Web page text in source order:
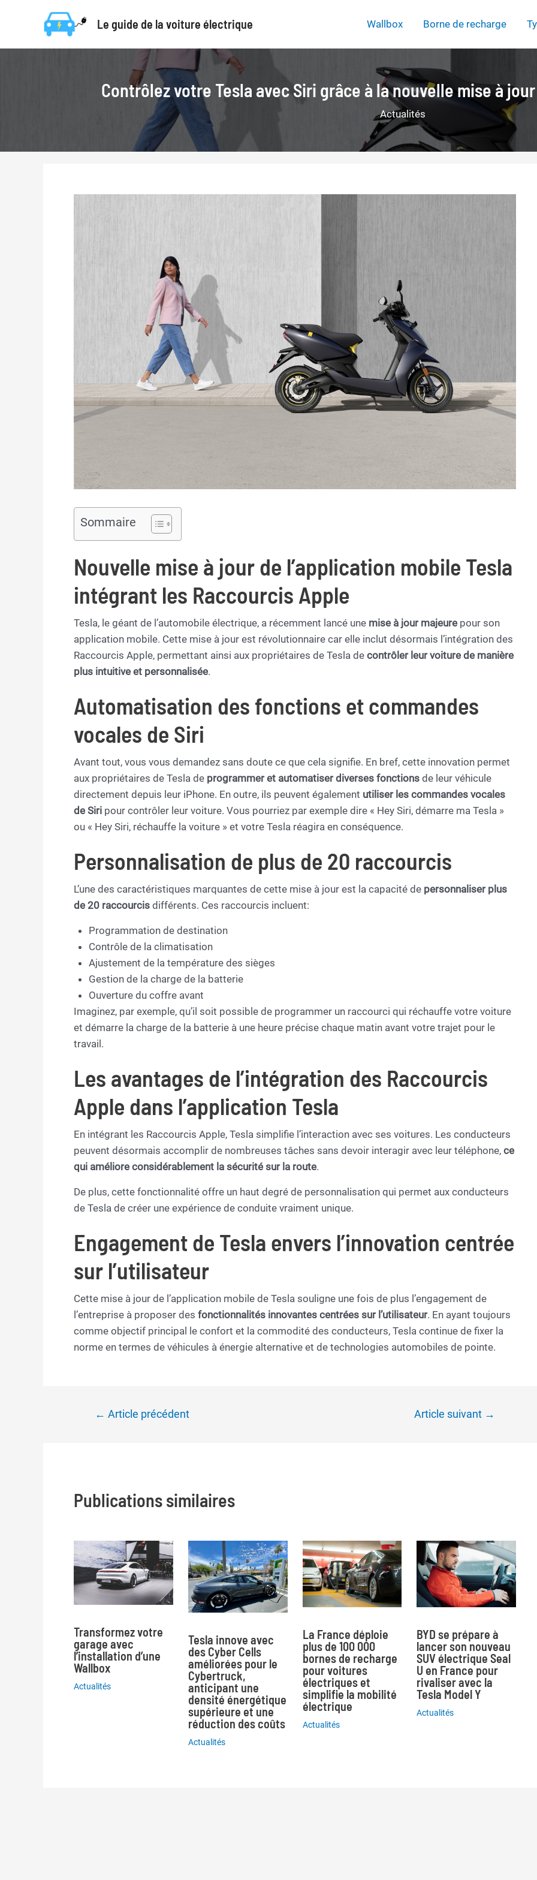
Le guide de la voiture électrique Wallbox Borne de recharge
Contrôlez votre Tesla avec Siri grâce à la nouvelle mise à
Actualités
Sommaire
Nouvelle mise à jour de l’application mobile Tesla
intégrant les Raccourcis Apple
Tesla, le géant de l’automobile électrique, a récemment lancé une mise à jour majeure pour son
application mobile. Cette mise à jour est révolutionnaire car elle inclut désormais l’intégration des
Raccourcis Apple, permettant ainsi aux propriétaires de Tesla de contrôler leur voiture de manière
plus intuitive et personnalisée.
Automatisation des fonctions et commandes
vocales de Siri
Avant tout, vous vous demandez sans doute ce que cela signifie. En bref, cette innovation permet
aux propriétaires de Tesla de programmer et automatiser diverses fonctions de leur véhicule
directement depuis leur iPhone. En outre, ils peuvent également utiliser les commandes vocales
de Siri pour contrôler leur voiture. Vous pourriez par exemple dire « Hey Siri, démarre ma Tesla »
ou « Hey Siri, réchauffe la voiture » et votre Tesla réagira en conséquence.
Personnalisation de plus de 20 raccourcis
L’une des caractéristiques marquantes de cette mise à jour est la capacité de personnaliser plus
de 20 raccourcis différents. Ces raccourcis incluent:
Programmation de destination
Contrôle de la climatisation
Ajustement de la température des sièges
Gestion de la charge de la batterie
Ouverture du coffre avant
Imaginez, par exemple, qu’il soit possible de programmer un raccourci qui réchauffe votre voiture
et démarre la charge de la batterie à une heure précise chaque matin avant votre trajet pour le
travail.
Les avantages de l’intégration des Raccourcis
Apple dans l’application Tesla
En intégrant les Raccourcis Apple, Tesla simplifie l’interaction avec ses voitures. Les conducteurs
peuvent désormais accomplir de nombreuses tâches sans devoir interagir avec leur téléphone, ce
qui améliore considérablement la sécurité sur la route.
De plus, cette fonctionnalité offre un haut degré de personnalisation qui permet aux conducteurs
de Tesla de créer une expérience de conduite vraiment unique.
Engagement de Tesla envers l’innovation centrée
sur l’utilisateur
Cette mise à jour de l’application mobile de Tesla souligne une fois de plus l’engagement de
l’entreprise à proposer des fonctionnalités innovantes centrées sur l’utilisateur. En ayant toujours
comme objectif principal le confort et la commodité des conducteurs, Tesla continue de fixer la
norme en termes de véhicules à énergie alternative et de technologies automobiles de pointe.
Navigation
← Article précédent Article suivant →
Publications similaires
Transformez votre
garage avec
l’installation d’une
Wallbox
Actualités
Tesla innove avec
des Cyber Cells
améliorées pour le
Cybertruck,
anticipant une
densité énergétique
supérieure et une
réduction des coûts
Actualités
La France déploie
plus de 100 000
bornes de recharge
pour voitures
électriques et
simplifie la mobilité
électrique
Actualités
BYD se prépare à
lancer son nouveau
SUV électrique Seal
U en France pour
rivaliser avec la
Tesla Model Y
Actualités